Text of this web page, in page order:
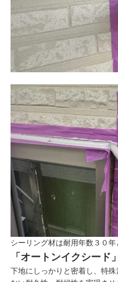
シーリング材は耐用年数３０
「オートンイクシード」
下地にしっかりと密着し、特